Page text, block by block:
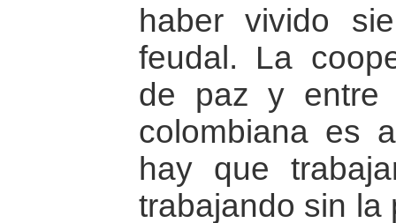
haber vivido
feudal. La
de paz y entre
colombiana es
hay que
trabajando sin la